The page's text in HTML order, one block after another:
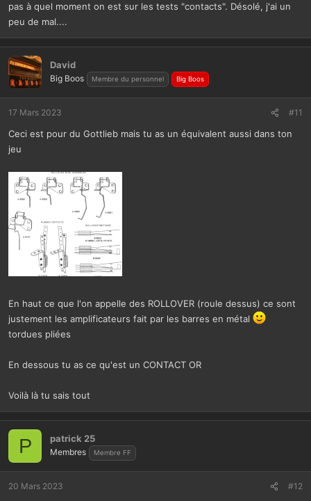
pas à quel moment on est sur les tests "contacts". Désolé, j'ai un
peu de mal....
David
Big Boos Membre du personnel Big Boos
17 Mars 2023 #11
Ceci est pour du Gottlieb mais tu as un équivalent aussi dans ton
jeu
En haut ce que l'on appelle des ROLLOVER (roule dessus) ce sont
justement les amplificateurs fait par les barres en métal
tordues pliées
En dessous tu as ce qu'est un CONTACT OR
Voilà là tu sais tout
P patrick 25
Membres Membre FF
20 Mars 2023 #12